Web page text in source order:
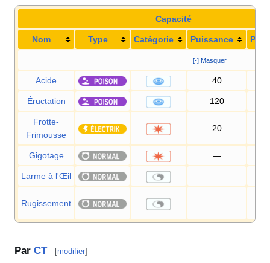
Capacité
Nom Type Catégorie Puissance
[-] Masquer
Acide 40
Éructation 120
Frotte-
Frimousse
20
Gigotage —
Larme à l'Œil —
Rugissement —
Par CT [modifier]